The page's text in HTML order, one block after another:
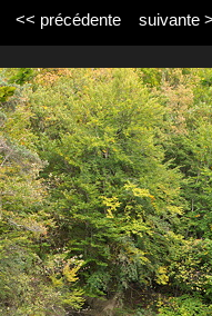
<< précédente suivante